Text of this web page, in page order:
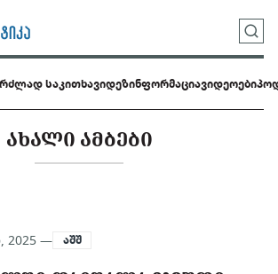
საკითხავიდეზინფორმაციავიდეოები
ᲐᲮᲐᲚᲘ ᲐᲛᲑᲔᲑᲘ
2025 — აშშ